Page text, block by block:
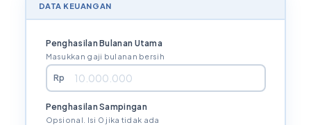
DATA KEUANGAN
Penghasilan Bulanan Utama
Masukkan gaji bulanan bersih
Rp
Penghasilan Sampingan
Opsional. Isi 0 jika tidak ada